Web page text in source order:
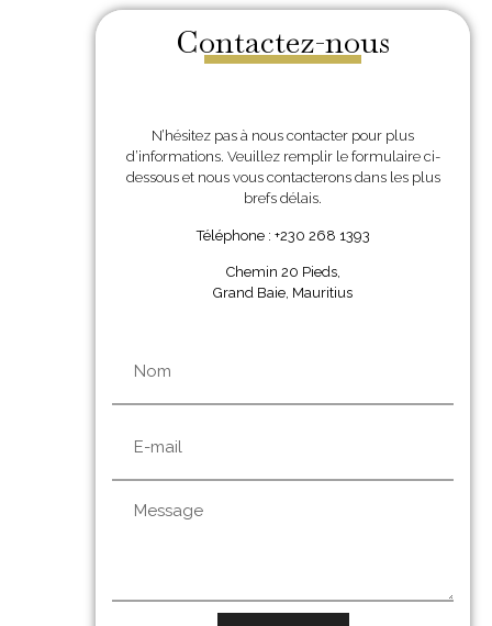
Contactez-nous
N’hésitez pas à nous contacter pour plus
d’informations. Veuillez remplir le formulaire ci-
dessous et nous vous contacterons dans les plus
brefs délais.
Téléphone : +230 268 1393
Chemin 20 Pieds,
Grand Baie, Mauritius